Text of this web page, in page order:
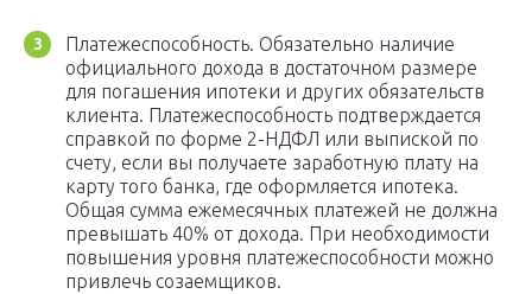
Платежеспособность. Обязательно наличие
официального дохода в достаточном размере
для погашения ипотеки и других обязательств
клиента. Платежеспособность подтверждается
справкой по форме 2-НДФЛ или выпиской по
счету, если вы получаете заработную плату на
карту того банка, где оформляется ипотека.
Общая сумма ежемесячных платежей не должна
превышать 40% от дохода. При необходимости
повышения уровня платежеспособности можно
привлечь созаемщиков.